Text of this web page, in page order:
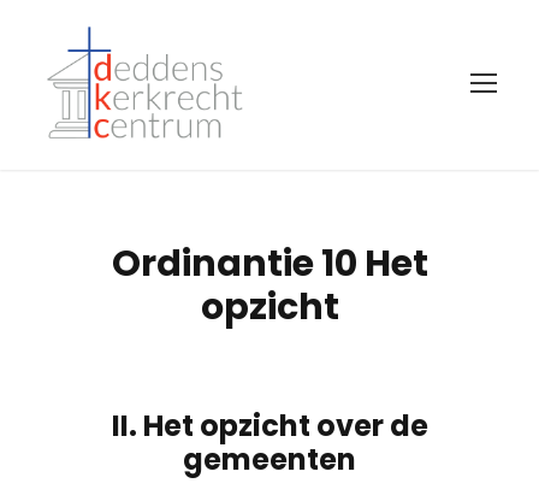
Ordinantie 10 Het
opzicht
II. Het opzicht over de
gemeenten